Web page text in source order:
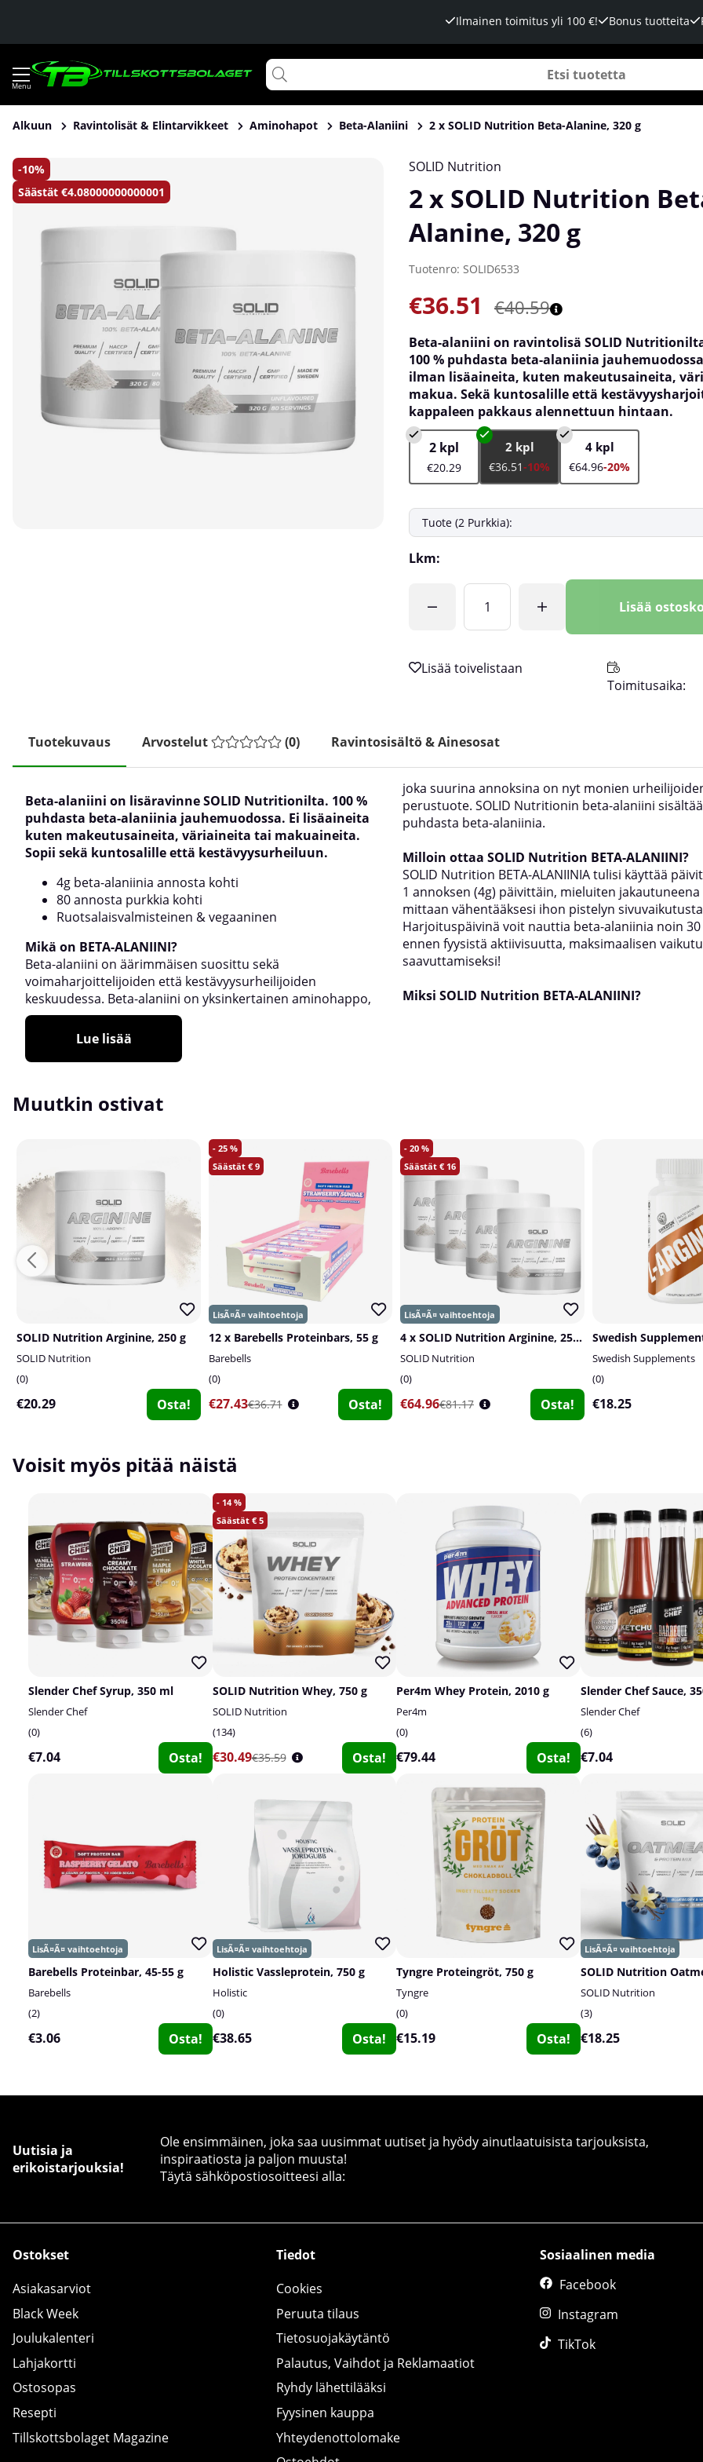
Ilmainen toimitus yli 100 €! Bonus tuotteita
Alkuun Ravintolisät & Elintarvikkeet Aminohapot Beta-Alaniini 2 x SOLID Nutrition Beta-Alanine, 320 g
10
Säästät €4.08000000000001
Tuotekuvat 2 x SOLID Nutrition Beta-Alanine, 320 g SOLID Nutrition
2 x SOLID Nutrition
Alanine, 320 g
Tuotenro: SOLID6533
€40.59
€36.51
Beta-alaniini on ravintolisä SOLID
100 % puhdasta beta-alaniinia
ilman lisäaineita, kuten makeutusaineita,
makua. Sekä kuntosalille että
kappaleen pakkaus alennettuun hintaan.
2 kpl
€20.29
2 kpl
€36.51-10%
4 kpl
€64.96-20%
Lkm:
Lisää
Toimitusaika:
Tuotekuvaus Arvostelut (0) Ravintosisältö & Ainesosat
Beta-alaniini on lisäravinne SOLID Nutritionilta. 100 %
puhdasta beta-alaniinia jauhemuodossa. Ei lisäaineita
kuten makeutusaineita, väriaineita tai makuaineita.
Sopii sekä kuntosalille että kestävyysurheiluun.
4g beta-alaniinia annosta kohti
80 annosta purkkia kohti
Ruotsalaisvalmisteinen & vegaaninen
Mikä on BETA-ALANIINI?
Beta-alaniini on äärimmäisen suosittu sekä
voimaharjoittelijoiden että kestävyysurheilijoiden
keskuudessa. Beta-alaniini on yksinkertainen aminohappo,
joka suurina annoksina on nyt monien
perustuote. SOLID Nutritionin beta-alaniini
puhdasta beta-alaniinia.
Milloin ottaa SOLID Nutrition BETA-ALANIINI?
SOLID Nutrition BETA-ALANIINIA tulisi käyttää
1 annoksen (4g) päivittäin, mieluiten jakautuneena
mittaan vähentääksesi ihon pistelyn
Harjoituspäivinä voit nauttia beta-alaniinia noin
ennen fyysistä aktiivisuutta, maksimaalisen
saavuttamiseksi!
Miksi SOLID Nutrition BETA-ALANIINI?
Lue lisää
Muutkin ostivat
SOLID Nutrition Arginine, 250 g
SOLID Nutrition
0
€20.29 Osta!
25
9
12 x Barebells Proteinbars, 55 g
Barebells
0
€27.43€36.71 Osta!
20
16
4 x SOLID Nutrition Arginine, 250 g
SOLID Nutrition
0
€64.96€81.17 Osta!
Swedish Supplements
0
€18.25
Voisit myös pitää näistä
Slender Chef Syrup, 350 ml
Slender Chef
0
€7.04 Osta!
14
5
SOLID Nutrition Whey, 750 g
SOLID Nutrition
134
€30.49€35.59 Osta!
Per4m Whey Protein, 2010 g
Per4m
0
€79.44 Osta!
Slender Chef Sauce,
Slender Chef
6
€7.04
Barebells Proteinbar, 45-55 g
Barebells
2
€3.06 Osta!
Holistic Vassleprotein, 750 g
Holistic
0
€38.65 Osta!
Tyngre Proteingröt, 750 g
Tyngre
0
€15.19 Osta!
SOLID Nutrition
3
€18.25
Uutisia ja
erikoistarjouksia!
Ole ensimmäinen, joka saa uusimmat uutiset ja hyödy ainutlaatuisista tarjouksista,
inspiraatiosta ja paljon muusta!
Täytä sähköpostiosoitteesi alla:
Ostokset
Asiakasarviot
Black Week
Joulukalenteri
Lahjakortti
Ostosopas
Resepti
Tillskottsbolaget Magazine
Tiedot
Cookies
Peruuta tilaus
Tietosuojakäytäntö
Palautus, Vaihdot ja Reklamaatiot
Ryhdy lähettilääksi
Fyysinen kauppa
Yhteydenottolomake
Sosiaalinen media
Facebook
Instagram
TikTok